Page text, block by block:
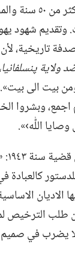
وذكر بيان
شهود
تاريخية،‏
ولاية
بيت الى بيت».‏
اللّٰه›».‏
كالعبادة
الاديان
يضرب في صميم